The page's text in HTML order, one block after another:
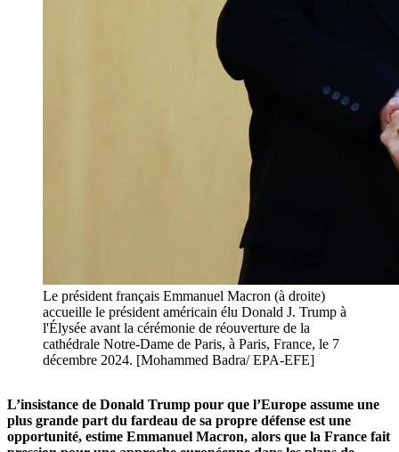
Le président français Emmanuel Macron (à droite)
accueille le président américain élu Donald J. Trump à
l'Élysée avant la cérémonie de réouverture de la
cathédrale Notre-Dame de Paris, à Paris, France, le 7
décembre 2024. [Mohammed Badra/ EPA-EFE]
L’insistance de Donald Trump pour que l’Europe assume une
plus grande part du fardeau de sa propre défense est une
opportunité, estime Emmanuel Macron, alors que la France fait